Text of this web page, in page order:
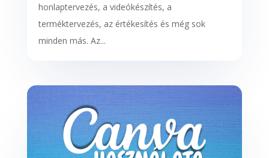
honlaptervezés, a videókészítés, a
terméktervezés, az értékesítés és még sok
minden más. Az...